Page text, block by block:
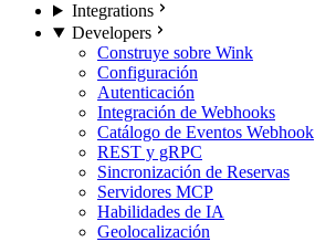
Integrations
Developers
Construye sobre Wink
Configuración
Autenticación
Integración de Webhooks
Catálogo de Eventos Webhook
REST y gRPC
Sincronización de Reservas
Servidores MCP
Habilidades de IA
Geolocalización